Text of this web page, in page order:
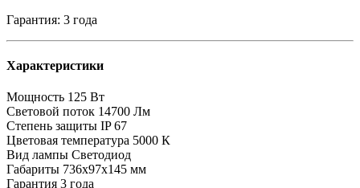
Гарантия: 3 года
Характеристики
Мощность 125 Вт
Световой поток 14700 Лм
Степень защиты IP 67
Цветовая температура 5000 К
Вид лампы Светодиод
Габариты 736x97x145 мм
Гарантия 3 года